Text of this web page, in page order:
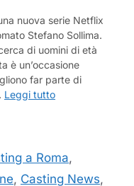
nuova serie Netflix
Stefano Sollima.
di uomini di età
è un’occasione
far parte di
Leggi tutto
a Roma,
, Casting News,